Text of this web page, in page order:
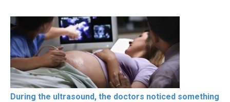
During the ultrasound, the doctors noticed something